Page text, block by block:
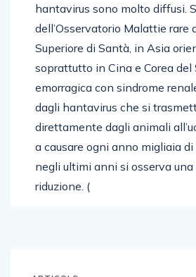
hantavirus sono molto diffusi.
dell’Osservatorio Malattie rare
Superiore di Santà, in Asia
soprattutto in Cina e Corea del
emorragica con sindrome
dagli hantavirus che si
direttamente dagli animali
a causare ogni anno migliaia di
negli ultimi anni si osserva
riduzione. (